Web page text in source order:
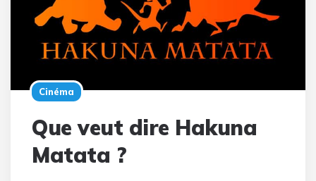
Cinéma
Que veut dire Hakuna
Matata ?